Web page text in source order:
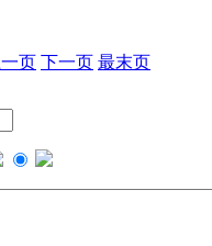
一页 下一页 最末页